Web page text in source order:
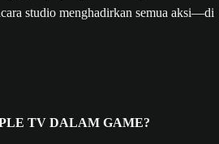
studio menghadirkan semua aksi—di
TV DALAM GAME?